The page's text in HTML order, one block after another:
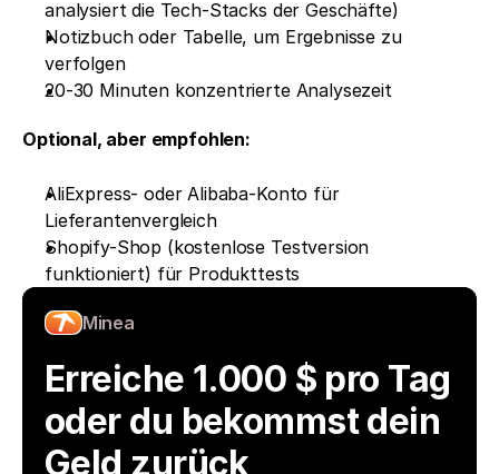
analysiert die Tech-Stacks der Geschäfte)
Notizbuch oder Tabelle, um Ergebnisse zu
verfolgen
20-30 Minuten konzentrierte Analysezeit
Optional, aber empfohlen:
AliExpress- oder Alibaba-Konto für
Lieferantenvergleich
Shopify-Shop (kostenlose Testversion
funktioniert) für Produkttests
Minea
Erreiche 1.000 $ pro Tag
oder du bekommst dein
Geld zurück